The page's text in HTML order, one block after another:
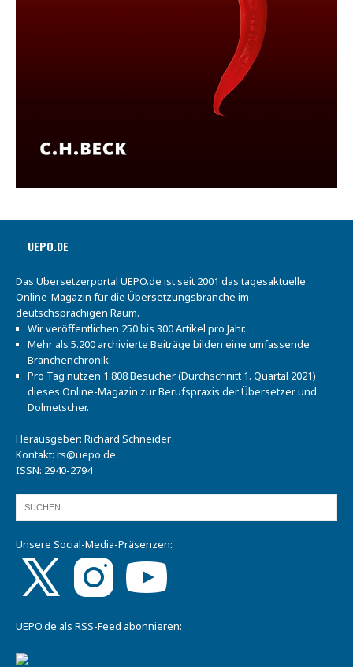
UEPO.DE
Das Übersetzerportal UEPO.de ist seit 2001 das tagesaktuelle
Online-Magazin für die Übersetzungsbranche im
deutschsprachigen Raum.
Wir veröffentlichen 250 bis 300 Artikel pro Jahr.
Mehr als 5.200 archivierte Beiträge bilden eine umfassende
Branchenchronik.
Pro Tag nutzen 1.808 Besucher (Durchschnitt 1. Quartal 2021)
dieses Online-Magazin zur Berufspraxis der Übersetzer und
Dolmetscher.
Herausgeber: Richard Schneider
Kontakt: rs@uepo.de
ISSN: 2940-2794
Unsere Social-Media-Präsenzen:
UEPO.de als RSS-Feed abonnieren: